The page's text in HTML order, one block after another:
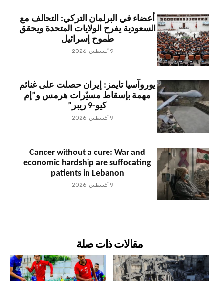
أعضاء في البرلمان التركي: التحالف مع
السعودية يفرح الولايات المتحدة ويحقق
طموح إسرائيل
9 أغسطس، 2026
يوروآسيا تايمز: إيران حصلت على غنائم
مهمة بإسقاط مسيّرات هرمس و”إم
كيو-9 ريبر”
9 أغسطس، 2026
Cancer without a cure: War and
economic hardship are suffocating
patients in Lebanon
9 أغسطس، 2026
مقالات ذات صلة